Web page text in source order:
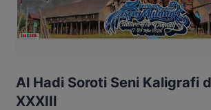
Al Hadi Soroti Seni Kaligrafi
XXXIII